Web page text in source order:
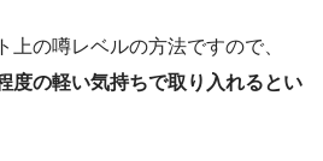
上の噂レベルの方法ですので、
度の軽い気持ちで取り入れるとい